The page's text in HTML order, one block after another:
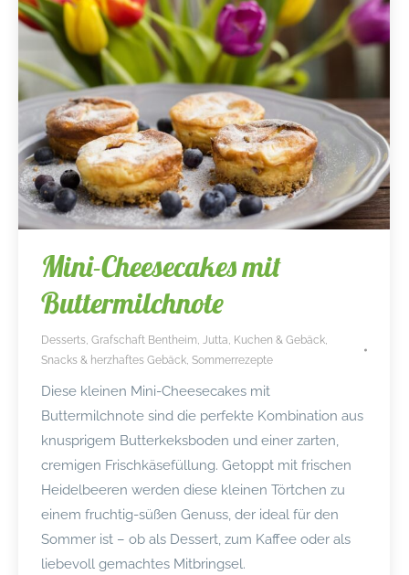
Mini-Cheesecakes mit
Buttermilchnote
Desserts Grafschaft Bentheim Jutta Kuchen & Gebäck
Snacks & herzhaftes Gebäck Sommerrezepte
Diese kleinen Mini-Cheesecakes mit
Buttermilchnote sind die perfekte Kombination aus
knusprigem Butterkeksboden und einer zarten,
cremigen Frischkäsefüllung. Getoppt mit frischen
Heidelbeeren werden diese kleinen Törtchen zu
einem fruchtig-süßen Genuss, der ideal für den
Sommer ist – ob als Dessert, zum Kaffee oder als
liebevoll gemachtes Mitbringsel.